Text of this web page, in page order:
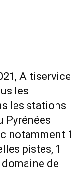
Altiservice
les
les stations
Pyrénées
notamment 1
pistes, 1
de